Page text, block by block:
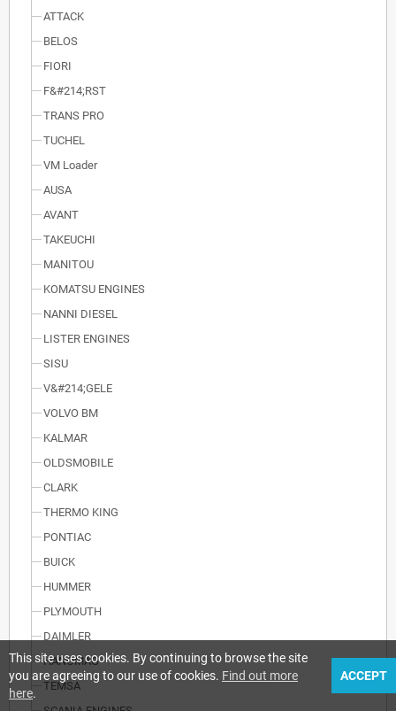
ATTACK
BELOS
FIORI
F&#214;RST
TRANS PRO
TUCHEL
VM Loader
AUSA
AVANT
TAKEUCHI
MANITOU
KOMATSU ENGINES
NANNI DIESEL
LISTER ENGINES
SISU
V&#214;GELE
VOLVO BM
KALMAR
OLDSMOBILE
CLARK
THERMO KING
PONTIAC
BUICK
HUMMER
PLYMOUTH
DAIMLER
HANOMAG
TEMSA
This site uses cookies. By continuing to browse the site
you are agreeing to our use of cookies. Find out more
here.
ACCEPT